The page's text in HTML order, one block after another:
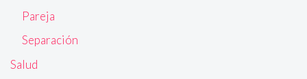
Pareja
Separación
Salud